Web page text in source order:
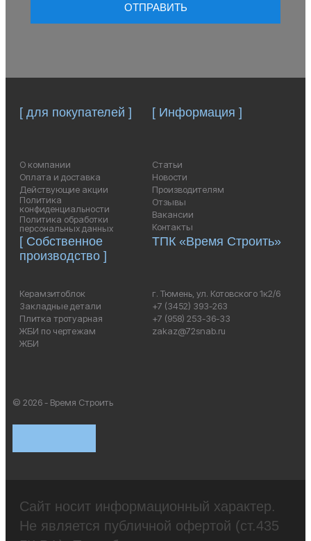
ОТПРАВИТЬ
[ для покупателей ]
О компании
Оплата и доставка
Действующие акции
Политика
конфиденциальности
Политика обработки
персональных данных
[ Собственное
производство ]
Керамзитоблок
Закладные детали
Плитка тротуарная
ЖБИ по чертежам
ЖБИ
[ Информация ]
Статьи
Новости
Производителям
Отзывы
Вакансии
Контакты
ТПК «Время Строить»
г. Тюмень, ул. Котовского 1к2/6
+7 (3452) 393-263
+7 (958) 253-36-33
zakaz@72snab.ru
© 2026 - Время Строить
Сайт носит информационный характер.
Не является публичной офертой (ст.435